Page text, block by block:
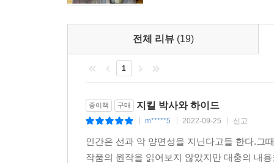
전체 리뷰 (19)
1
종이책 구매 지킬 박사와 하이드
m*****5 2022-09-25 신고
인간은 선과 악 양면성을 지닌다고들 한다.그
작품의 원작을 읽어보지 않았지만 대충의 내